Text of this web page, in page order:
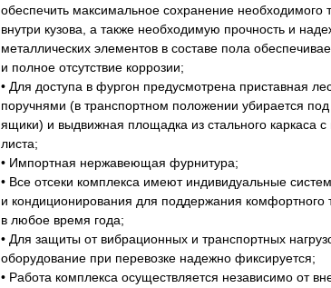
обеспечить максимальное сохранение необходимого
внутри кузова, а также необходимую прочность и
металлических элементов в составе пола
и полное отсутствие коррозии;
• Для доступа в фургон предусмотрена приставная
поручнями (в транспортном положении убирается
ящики) и выдвижная площадка из стального каркаса
листа;
• Импортная нержавеющая фурнитура;
• Все отсеки комплекса имеют индивидуальные
и кондиционирования для поддержания комфортного
в любое время года;
• Для защиты от вибрационных и транспортных
оборудование при перевозке надежно фиксируется;
• Работа комплекса осуществляется независимо от